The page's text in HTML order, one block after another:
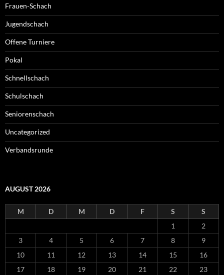
Frauen-Schach
Jugendschach
Offene Turniere
Pokal
Schnellschach
Schulschach
Seniorenschach
Uncategorized
Verbandsrunde
AUGUST 2026
M D M D F S
S
1
2
3
4 5 6 7 8
9
10
11 12 13 14 15
16
17
18 19 20 21 22
23